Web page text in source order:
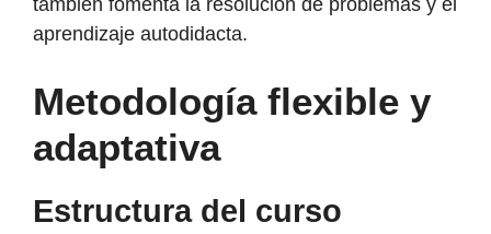
también fomenta la resolución de problemas y el
aprendizaje autodidacta.
Metodología flexible y
adaptativa
Estructura del curso